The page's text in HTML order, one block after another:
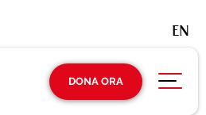
DONA ORA
EN